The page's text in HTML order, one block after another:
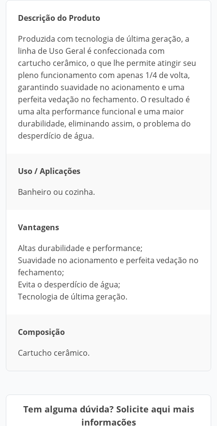
Descrição do Produto
Produzida com tecnologia de última geração, a
linha de Uso Geral é confeccionada com
cartucho cerâmico, o que lhe permite atingir seu
pleno funcionamento com apenas 1/4 de volta,
garantindo suavidade no acionamento e uma
perfeita vedação no fechamento. O resultado é
uma alta performance funcional e uma maior
durabilidade, eliminando assim, o problema do
desperdício de água.
Uso / Aplicações
Banheiro ou cozinha.
Vantagens
Altas durabilidade e performance;
Suavidade no acionamento e perfeita vedação no
fechamento;
Evita o desperdício de água;
Tecnologia de última geração.
Composição
Cartucho cerâmico.
Tem alguma dúvida? Solicite aqui mais
informações